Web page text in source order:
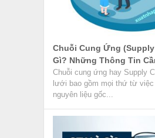
Chuỗi Cung Ứng
Gì? Những Thông Tin
Chuỗi cung ứng hay Supply
lưới bao gồm mọi thứ từ việc
nguyên liệu gốc...